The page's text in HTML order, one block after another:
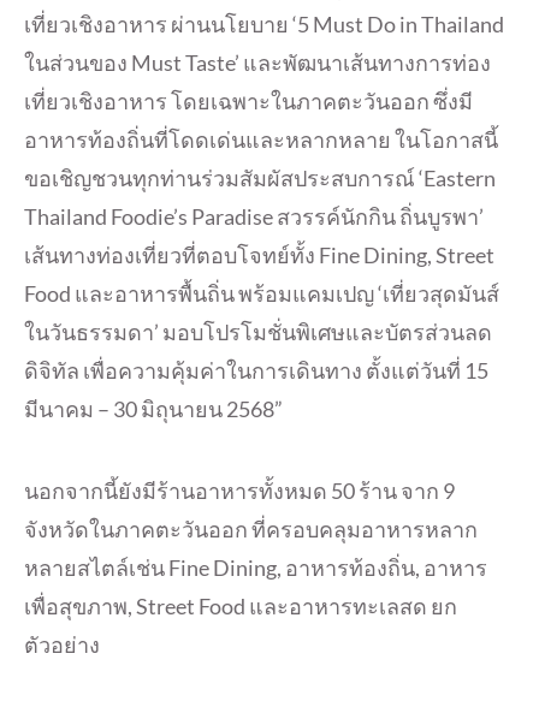
เที่ยวเชิงอาหาร ผ่านนโยบาย ‘5 Must Do in Thailand
ในส่วนของ Must Taste’ และพัฒนาเส้นทางการท่อง
เที่ยวเชิงอาหาร โดยเฉพาะในภาคตะวันออก ซึ่งมี
อาหารท้องถิ่นที่โดดเด่นและหลากหลาย ในโอกาสนี้
ขอเชิญชวนทุกท่านร่วมสัมผัสประสบการณ์ ‘Eastern
Thailand Foodie’s Paradise สวรรค์นักกิน ถิ่นบูรพา’
เส้นทางท่องเที่ยวที่ตอบโจทย์ทั้ง Fine Dining, Street
Food และอาหารพื้นถิ่น พร้อมแคมเปญ ‘เที่ยวสุดมันส์
ในวันธรรมดา’ มอบโปรโมชั่นพิเศษและบัตรส่วนลด
ดิจิทัล เพื่อความคุ้มค่าในการเดินทาง ตั้งแต่วันที่ 15
มีนาคม – 30 มิถุนายน 2568”
นอกจากนี้ยังมีร้านอาหารทั้งหมด 50 ร้าน จาก 9
จังหวัดในภาคตะวันออก ที่ครอบคลุมอาหารหลาก
หลายสไตล์เช่น Fine Dining, อาหารท้องถิ่น, อาหาร
เพื่อสุขภาพ, Street Food และอาหารทะเลสด ยก
ตัวอย่าง